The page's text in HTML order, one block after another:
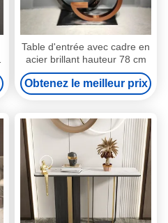
Table d'entrée avec cadre en
acier brillant hauteur 78 cm
Obtenez le meilleur prix